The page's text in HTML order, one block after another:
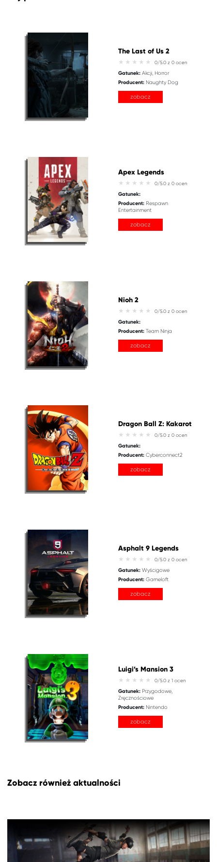
The Last of Us 2
0/5.0 z 0 ocen
Gatunek: Akcji Horror
Producent: Naughty Dog
zobacz
Apex Legends
0/5.0 z 0 ocen
Gatunek:
Producent: Respawn
Entertainment
zobacz
Nioh 2
0/5.0 z 0 ocen
Gatunek:
Producent: Team Ninja
zobacz
Dragon Ball Z: Kakarot
0/5.0 z 0 ocen
Gatunek:
Producent: Cyberconnect2
zobacz
Asphalt 9 Legends
0/5.0 z 0 ocen
Gatunek: Wyścigowe
Producent: Gameloft
zobacz
Luigi’s Mansion 3
0/5.0 z 1 ocen
Gatunek: Przygodowe
Zręcznościowe
Producent: Nintendo
zobacz
Zobacz również aktualności